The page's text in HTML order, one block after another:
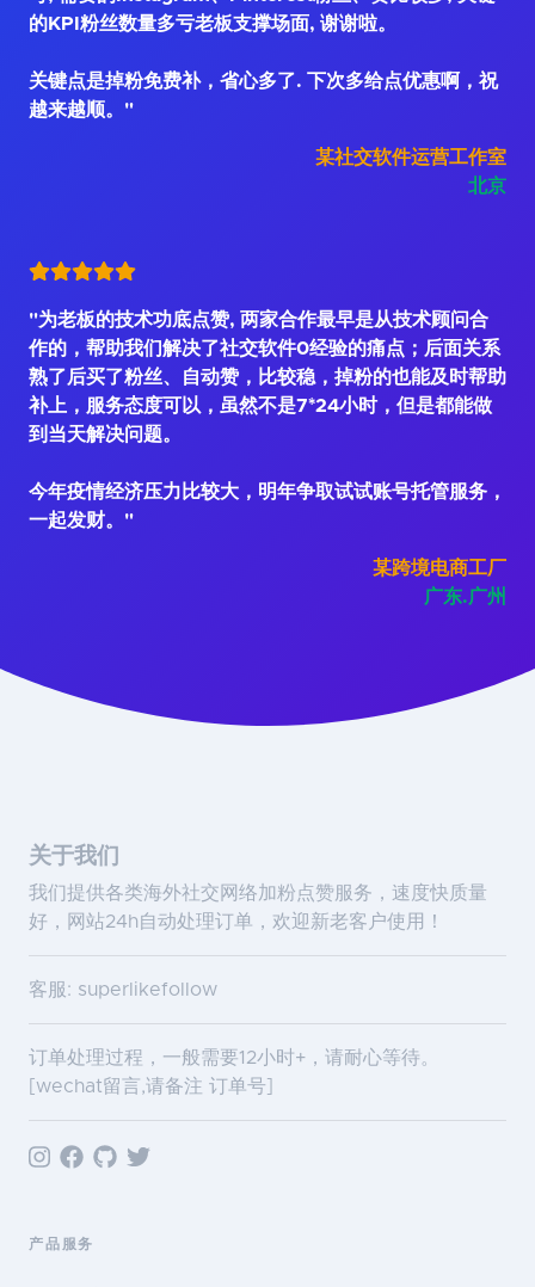
的KPI粉丝数量多亏老板支撑场面, 谢谢啦。
关键点是掉粉免费补，省心多了. 下次多给点优惠啊，祝
越来越顺。"
某社交软件运营工作室
北京
"为老板的技术功底点赞, 两家合作最早是从技术顾问合
作的，帮助我们解决了社交软件0经验的痛点；后面关系
熟了后买了粉丝、自动赞，比较稳，掉粉的也能及时帮助
补上，服务态度可以，虽然不是7*24小时，但是都能做
到当天解决问题。
今年疫情经济压力比较大，明年争取试试账号托管服务，
一起发财。"
某跨境电商工厂
广东.广州
关于我们
我们提供各类海外社交网络加粉点赞服务，速度快质量
好，网站24h自动处理订单，欢迎新老客户使用！
客服: superlikefollow
订单处理过程，一般需要12小时+，请耐心等待。
[wechat留言,请备注 订单号]
产品服务